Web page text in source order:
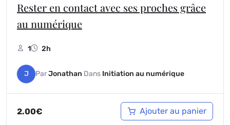
Rester en contact avec ses proches grâce
au numérique
1 2h
J ParJonathan Dans Initiation au numérique
2.00€ Ajouter au panier